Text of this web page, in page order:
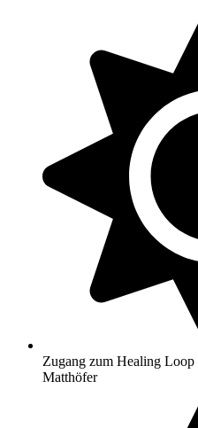
Zugang zum Healing
Matthöfer